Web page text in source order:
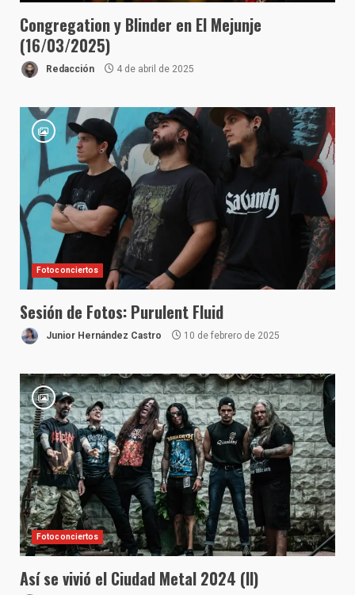
Congregation y Blinder en El Mejunje
(16/03/2025)
Redacción 4 de abril de 2025
Fotoconciertos
Sesión de Fotos: Purulent Fluid
Junior Hernández Castro 10 de febrero de 2025
Fotoconciertos
Así se vivió el Ciudad Metal 2024 (II)